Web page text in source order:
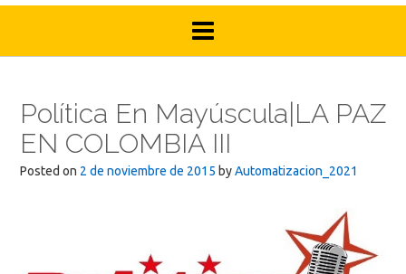
Política En Mayúscula|LA PAZ
EN COLOMBIA III
Posted on 2 de noviembre de 2015 byAutomatizacion_2021